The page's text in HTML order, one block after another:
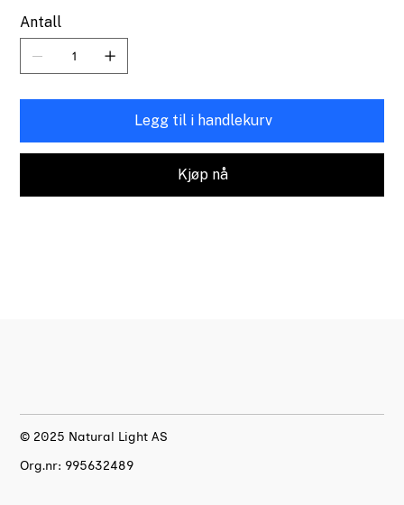
Antall
Legg til i handlekurv
Kjøp nå
© 2025 Natural Light AS
Org.nr: 995632489